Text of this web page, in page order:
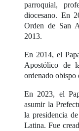
parroquial,
diocesano. En
Orden de San
2013.
En 2014, el
Apostólico de
ordenado obispo
En 2023, el
asumir la
la presidencia
Latina. Fue